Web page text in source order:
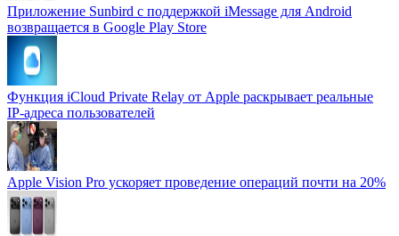
Приложение Sunbird с поддержкой iMessage для Android
возвращается в Google Play Store
Функция iCloud Private Relay от Apple раскрывает реальные
IP-адреса пользователей
Apple Vision Pro ускоряет проведение операций почти на 20%